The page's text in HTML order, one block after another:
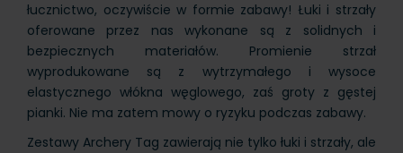
łucznictwo, oczywiście w formie zabawy! Łuki i strzały
oferowane przez nas wykonane są z solidnych i
bezpiecznych materiałów. Promienie strzał
wyprodukowane są z wytrzymałego i wysoce
elastycznego włókna węglowego, zaś groty z gęstej
pianki. Nie ma zatem mowy o ryzyku podczas zabawy.
Zestawy Archery Tag zawierają nie tylko łuki i strzały, ale